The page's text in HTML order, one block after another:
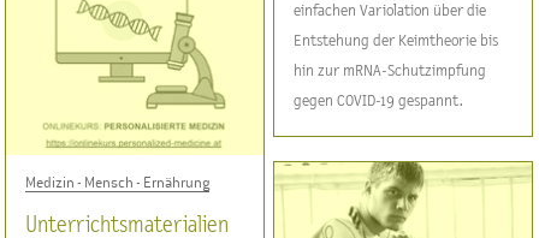
einfachen Variolation über die
Entstehung der Keimtheorie bis
hin zur mRNA-Schutzimpfung
gegen COVID-19 gespannt.
Medizin - Mensch - Ernährung
Unterrichtsmaterialien